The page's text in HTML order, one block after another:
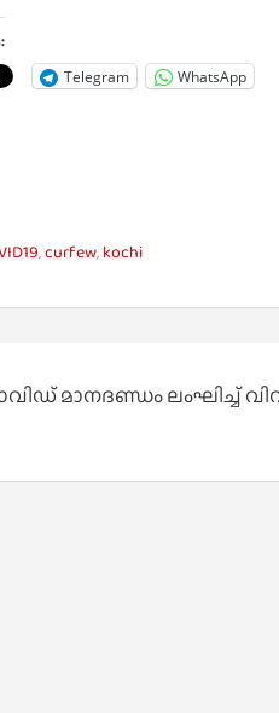
Telegram WhatsApp
,curfew, kochi
മാനദണ്ഡം ലംഘിച്ച്